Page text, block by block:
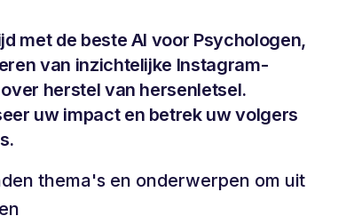
met de beste AI voor Psychologen,
van inzichtelijke Instagram-
herstel van hersenletsel.
uw impact en betrek uw volgers
thema's en onderwerpen om uit